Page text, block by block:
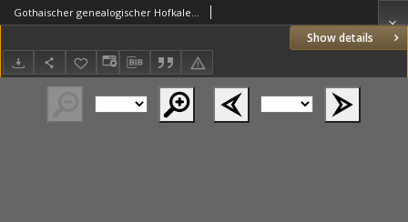
Show details
Gothaischer genealogischer Hofkalender nebst diplomatisch-statistischem Jahrbuche auf das Jahr 1856